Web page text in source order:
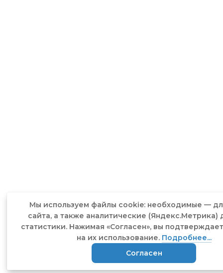
Мы используем файлы cookie: необходимые —
сайта, а также аналитические (Яндекс.Метрика)
статистики. Нажимая «Согласен», вы
на их использование. Подробнее...
Согласен